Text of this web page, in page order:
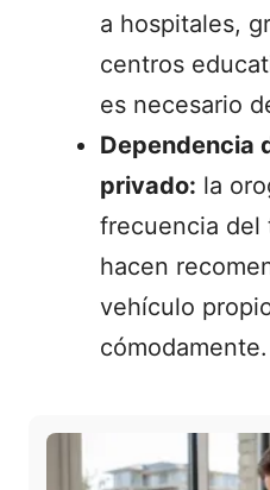
a hospitales,
centros
es necesario
Dependencia
privado: la
frecuencia del
hacen
vehículo
cómodamente.